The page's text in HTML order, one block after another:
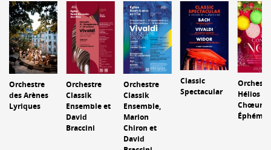
Orchestre
des Arènes
Lyriques
Orchestre
Classik
Ensemble et
David
Braccini
Orchestre
Classik
Ensemble,
Marion
Chiron et
David
Classic
Spectacular
Hélios et
Chœur